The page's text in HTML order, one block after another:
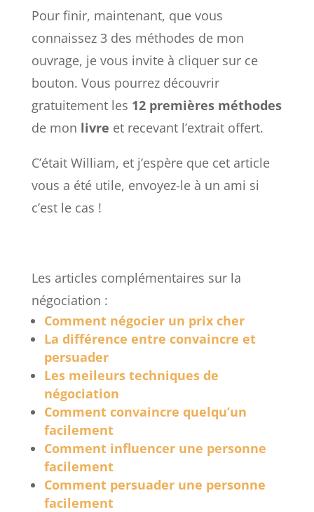
Pour finir, maintenant, que vous
connaissez 3 des méthodes de mon
ouvrage, je vous invite à cliquer sur ce
bouton. Vous pourrez découvrir
gratuitement les 12 premières méthodes
de mon livre et recevant l’extrait offert.
C’était William, et j’espère que cet article
vous a été utile, envoyez-le à un ami si
c’est le cas !
Les articles complémentaires sur la
négociation :
Comment négocier un prix cher
La différence entre convaincre et
persuader
Les meileurs techniques de
négociation
Comment convaincre quelqu’un
facilement
Comment influencer une personne
facilement
Comment persuader une personne
facilement